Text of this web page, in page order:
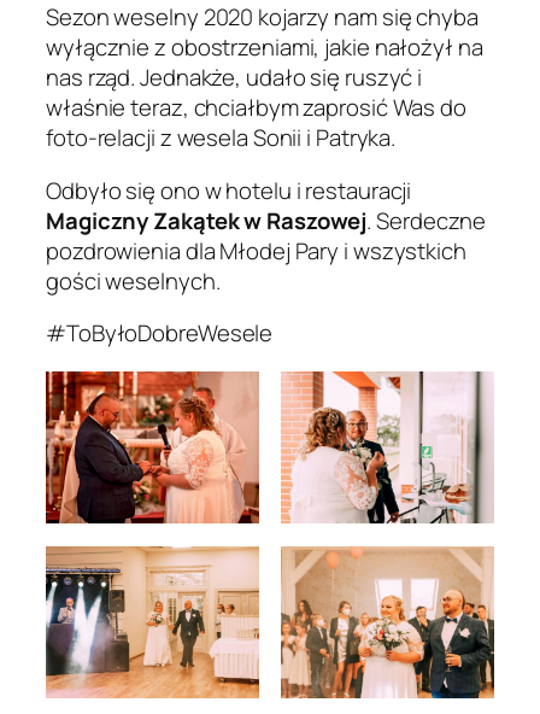
Sezon weselny 2020 kojarzy nam się chyba
wyłącznie z obostrzeniami, jakie nałożył na
nas rząd. Jednakże, udało się ruszyć i
właśnie teraz, chciałbym zaprosić Was do
foto-relacji z wesela Sonii i Patryka.
Odbyło się ono w hotelu i restauracji
Magiczny Zakątek w Raszowej. Serdeczne
pozdrowienia dla Młodej Pary i wszystkich
gości weselnych.
#ToByłoDobreWesele